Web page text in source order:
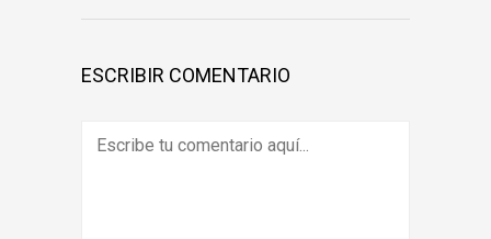
ESCRIBIR COMENTARIO